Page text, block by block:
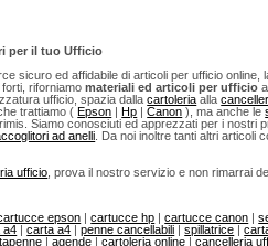
per il tuo Ufficio
sicuro ed affidabile di articoli per ufficio online,
forti, riforniamomateriali ed articoli per ufficio
ufficio, spazia dallacartoleria alla
trattiamo (Epson |Hp |Canon ), ma anche le
Siamo conosciuti ed apprezzati per i nostri
ad anelli . Da noi inoltre tanti altri articoli
ufficio , prova il nostro servizio e non rimarrai
epson |cartucce hp |cartucce canon |
a4 |carta a4 |penne cancellabili |spillatrice |
|agende |cartoleria online |cancelleria